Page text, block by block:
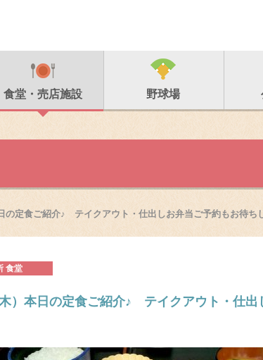
食堂・売店施設 野球場
定食ご紹介♪ テイクアウト・仕出しお弁当ご予約もお待ち
食堂
）本日の定食ご紹介♪ テイクアウト・仕出